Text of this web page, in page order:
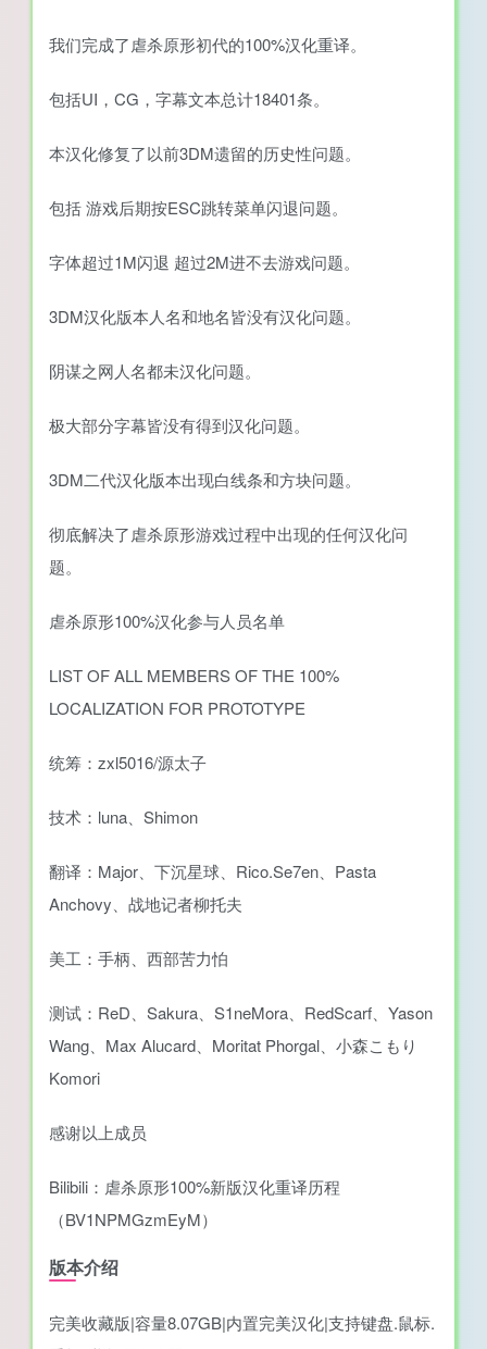
我们完成了虐杀原形初代的100%汉化重译。
包括UI，CG，字幕文本总计18401条。
本汉化修复了以前3DM遗留的历史性问题。
包括 游戏后期按ESC跳转菜单闪退问题。
字体超过1M闪退 超过2M进不去游戏问题。
3DM汉化版本人名和地名皆没有汉化问题。
阴谋之网人名都未汉化问题。
极大部分字幕皆没有得到汉化问题。
3DM二代汉化版本出现白线条和方块问题。
彻底解决了虐杀原形游戏过程中出现的任何汉化问
题。
虐杀原形100%汉化参与人员名单
LIST OF ALL MEMBERS OF THE 100%
LOCALIZATION FOR PROTOTYPE
统筹：zxl5016/源太子
技术：luna、Shimon
翻译：Major、下沉星球、Rico.Se7en、Pasta
Anchovy、战地记者柳托夫
美工：手柄、西部苦力怕
测试：ReD、Sakura、S1neMora、RedScarf、Yason
Wang、Max Alucard、Moritat Phorgal、小森こもり
Komori
感谢以上成员
Bilibili：虐杀原形100%新版汉化重译历程
（BV1NPMGzmEyM）
版本介绍
完美收藏版|容量8.07GB|内置完美汉化|支持键盘.鼠标.